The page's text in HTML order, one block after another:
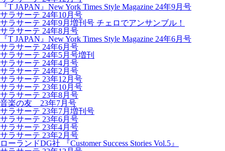
『T JAPAN』New York Times Style Magazine 24年9月号
サラサーテ 24年10月号
サラサーテ 24年9月増刊号 チェロでアンサンブル！
サラサーテ 24年8月号
『T JAPAN』New York Times Style Magazine 24年6月号
サラサーテ 24年6月号
サラサーテ 24年5月号増刊
サラサーテ 24年4月号
サラサーテ 24年2月号
サラサーテ 23年12月号
サラサーテ 23年10月号
サラサーテ 23年8月号
音楽の友 23年7月号
サラサーテ 23年7月増刊号
サラサーテ 23年6月号
サラサーテ 23年4月号
サラサーテ 23年2月号
ローランドDG社 『Customer Success Stories Vol.5』